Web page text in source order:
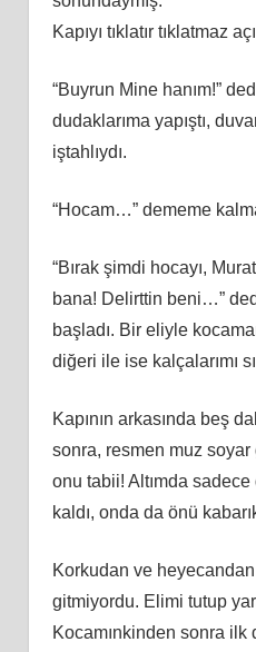
Kapıyı tıklatır tıklatmaz
“Buyrun Mine hanım!”
dudaklarıma yapıştı,
iştahlıydı.
“Hocam…” dememe
“Bırak şimdi hocayı,
bana! Delirttin beni…”
başladı. Bir eliyle
diğeri ile ise kalçalarımı
Kapının arkasında beş
sonra, resmen muz
onu tabii! Altımda
kaldı, onda da önü
Korkudan ve
gitmiyordu. Elimi tutup
Kocamınkinden sonra